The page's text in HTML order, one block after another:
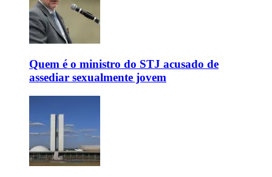
Quem é o ministro do STJ acusado de
assediar sexualmente jovem